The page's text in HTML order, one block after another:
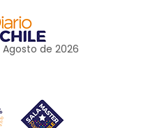
Agosto de 2026